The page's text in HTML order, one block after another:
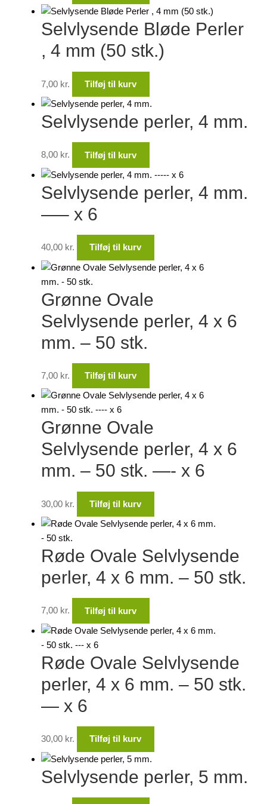
Selvlysende Bløde Perler
, 4 mm (50 stk.)
7,00 kr. Tilføj til kurv
Selvlysende perler, 4 mm.
8,00 kr. Tilføj til kurv
Selvlysende perler, 4 mm.
—– x 6
40,00 kr. Tilføj til kurv
Grønne Ovale
Selvlysende perler, 4 x 6
mm. – 50 stk.
7,00 kr. Tilføj til kurv
Grønne Ovale
Selvlysende perler, 4 x 6
mm. – 50 stk. —- x 6
30,00 kr. Tilføj til kurv
Røde Ovale Selvlysende
perler, 4 x 6 mm. – 50 stk.
7,00 kr. Tilføj til kurv
Røde Ovale Selvlysende
perler, 4 x 6 mm. – 50 stk.
— x 6
30,00 kr. Tilføj til kurv
Selvlysende perler, 5 mm.